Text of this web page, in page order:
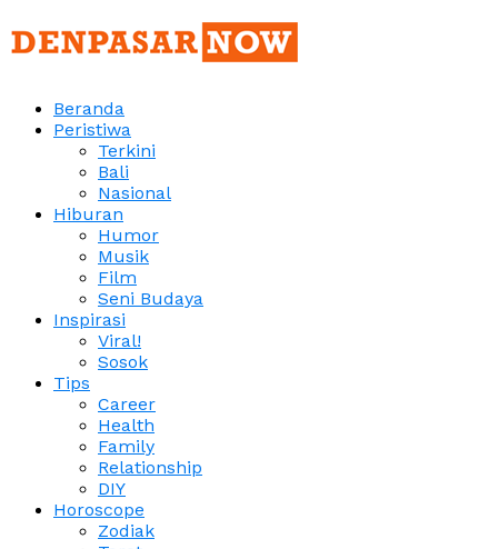
Beranda
Peristiwa
Terkini
Bali
Nasional
Hiburan
Humor
Musik
Film
Seni Budaya
Inspirasi
Viral!
Sosok
Tips
Career
Health
Family
Relationship
DIY
Horoscope
Zodiak